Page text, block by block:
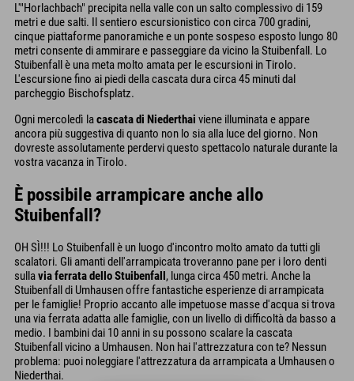
L'"Horlachbach" precipita nella valle con un salto complessivo di 159
metri e due salti. Il sentiero escursionistico con circa 700 gradini,
cinque piattaforme panoramiche e un ponte sospeso esposto lungo 80
metri consente di ammirare e passeggiare da vicino la Stuibenfall. Lo
Stuibenfall è una meta molto amata per le escursioni in Tirolo.
L'escursione fino ai piedi della cascata dura circa 45 minuti dal
parcheggio Bischofsplatz.
Ogni mercoledì lacascata di Niederthai viene illuminata e appare
ancora più suggestiva di quanto non lo sia alla luce del giorno. Non
dovreste assolutamente perdervi questo spettacolo naturale durante la
vostra vacanza in Tirolo.
È possibile arrampicare anche allo
Stuibenfall?
OH SÌ!!! Lo Stuibenfall è un luogo d'incontro molto amato da tutti gli
scalatori. Gli amanti dell'arrampicata troveranno pane per i loro denti
sullavia ferrata dello Stuibenfall, lunga circa 450 metri. Anche la
Stuibenfall di Umhausen offre fantastiche esperienze di arrampicata
per le famiglie! Proprio accanto alle impetuose masse d'acqua si trova
una via ferrata adatta alle famiglie, con un livello di difficoltà da basso a
medio. I bambini dai 10 anni in su possono scalare la cascata
Stuibenfall vicino a Umhausen. Non hai l'attrezzatura con te? Nessun
problema: puoi noleggiare l'attrezzatura da arrampicata a Umhausen o
Niederthai.